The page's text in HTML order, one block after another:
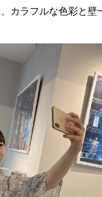
カラフルな色彩と壁